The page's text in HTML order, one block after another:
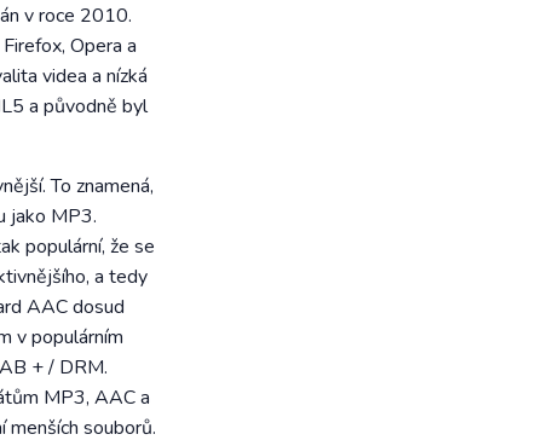
v roce 2010.
Opera a
videa a nízká
a původně byl
To znamená,
jako MP3.
populární, že se
a tedy
AAC dosud
v populárním
+ / DRM.
MP3, AAC a
souborů.